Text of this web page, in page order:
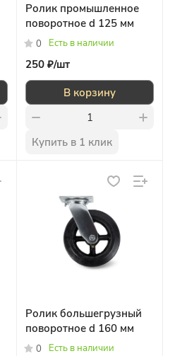
Ролик промышленное
поворотное d 125 мм
0 Есть в наличии
250 ₽/шт
В корзину
Купить в 1 клик
Ролик большегрузный
поворотное d 160 мм
0 Есть в наличии